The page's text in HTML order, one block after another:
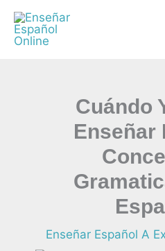
Skip
content
Cuándo
Enseñar
Enseñar Español A